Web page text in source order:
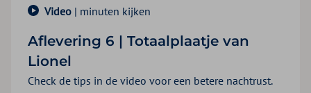
Video | minuten kijken
Aflevering 6 | Totaalplaatje van
Lionel
Check de tips in de video voor een betere nachtrust.